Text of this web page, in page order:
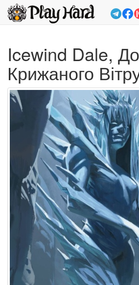
Icewind Dale,
Крижаного